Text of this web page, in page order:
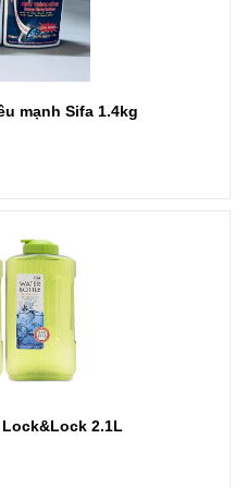
mạnh Sifa 1.4kg
2.1L